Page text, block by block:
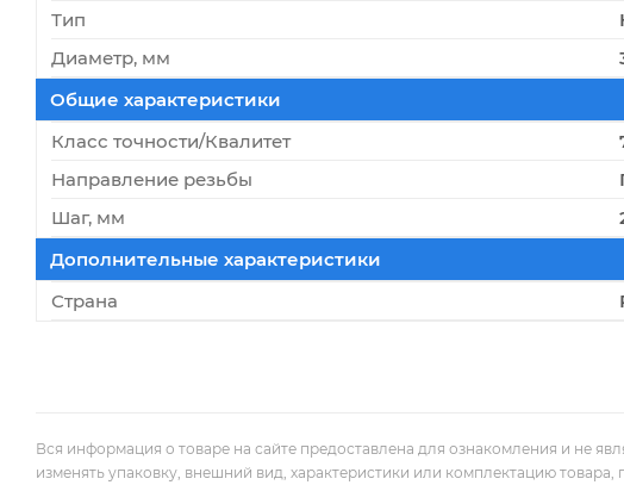
Тип
Диаметр, мм
Общие характеристики
Класс точности/Квалитет
Направление резьбы
Шаг, мм
Дополнительные характеристики
Страна
Вся информация о товаре на сайте предоставлена для ознакомления и не
изменять упаковку, внешний вид, характеристики или комплектацию